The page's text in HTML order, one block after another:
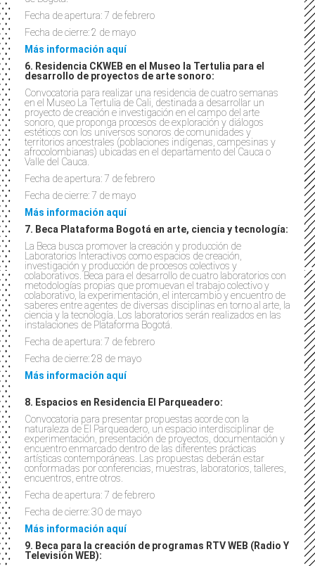
Fecha de apertura: 7 de febrero
Fecha de cierre: 2 de mayo
Más información aquí
6. Residencia CKWEB en el Museo la Tertulia para el
desarrollo de proyectos de arte sonoro:
Convocatoria para realizar una residencia de cuatro semanas
en el Museo La Tertulia de Cali, destinada a desarrollar un
proyecto de creación e investigación en el campo del arte
sonoro, que proponga procesos de exploración y diálogos
estéticos con los universos sonoros de comunidades y
territorios ancestrales (poblaciones indígenas, campesinas y
afrocolombianas) ubicadas en el departamento del Cauca o
Valle del Cauca.
Fecha de apertura: 7 de febrero
Fecha de cierre: 7 de mayo
Más información aquí
7. Beca Plataforma Bogotá en arte, ciencia y tecnología:
La Beca busca promover la creación y producción de
Laboratorios Interactivos como espacios de creación,
investigación y producción de procesos colectivos y
colaborativos. Beca para el desarrollo de cuatro laboratorios con
metodologías propias que promuevan el trabajo colectivo y
colaborativo, la experimentación, el intercambio y encuentro de
saberes entre agentes de diversas disciplinas en torno al arte, la
ciencia y la tecnología. Los laboratorios serán realizados en las
instalaciones de Plataforma Bogotá.
Fecha de apertura: 7 de febrero
Fecha de cierre: 28 de mayo
Más información aquí
8. Espacios en Residencia El Parqueadero:
Convocatoria para presentar propuestas acorde con la
naturaleza de El Parqueadero, un espacio interdisciplinar de
experimentación, presentación de proyectos, documentación y
encuentro enmarcado dentro de las diferentes prácticas
artísticas contemporáneas. Las propuestas deberán estar
conformadas por conferencias, muestras, laboratorios, talleres,
encuentros, entre otros.
Fecha de apertura: 7 de febrero
Fecha de cierre: 30 de mayo
Más información aquí
9. Beca para la creación de programas RTV WEB (Radio Y
Televisión WEB):